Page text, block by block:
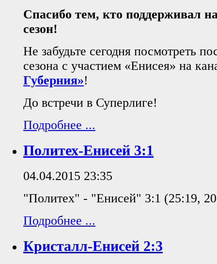
Спасибо тем, кто поддерживал
сезон!
Не забудьте сегодня посмотреть
сезона с участием «Енисея» на
Губерния»!
До встречи в Суперлиге!
Подробнее ...
Политех-Енисей 3:1
04.04.2015 23:35
"Политех" - "Енисей" 3:1 (25:19,
Подробнее ...
Кристалл-Енисей 2:3